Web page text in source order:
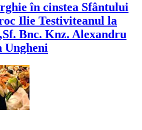
în cinstea Sfântului
Ilie Testiviteanul la
Bnc. Knz. Alexandru
Ungheni